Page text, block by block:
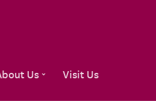
Us Visit Us